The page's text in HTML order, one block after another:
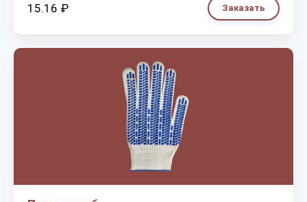
15.16 ₽ Заказать